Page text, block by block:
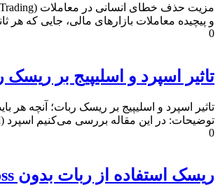
و پیچیده معاملات بازارهای مالی، جایی که هر
0
تاثیر اسپرد و اسلیپیج بر ریسک
تاثیر اسپرد و اسلیپیج بر ریسک ربات؛ آنچه هر
توضیحات: در این مقاله بررسی می‌کنیم اسپرد (Spread)…
0
ریسک استفاده از ربات بدون Stop Loss